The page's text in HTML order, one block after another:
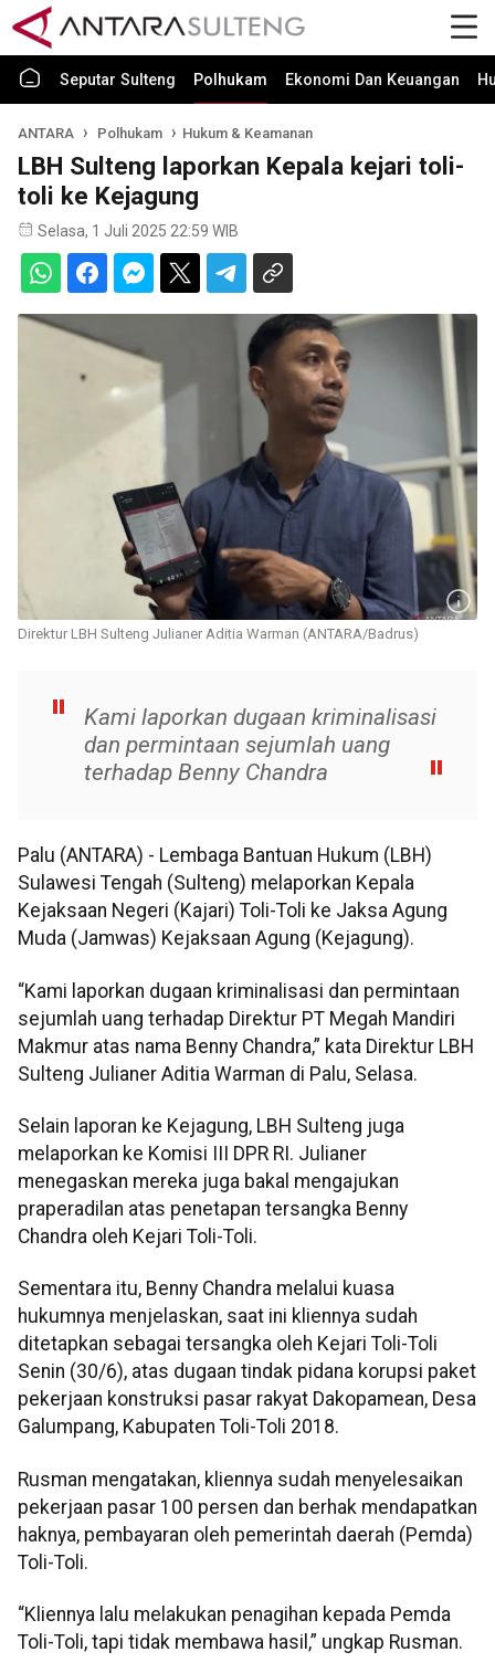
Seputar Sulteng Polhukam Ekonomi Dan Keuangan
ANTARA Polhukam Hukum & Keamanan
LBH Sulteng laporkan Kepala kejari toli-
toli ke Kejagung
Selasa, 1 Juli 2025 22:59 WIB
Direktur LBH Sulteng Julianer Aditia Warman (ANTARA/Badrus)
Kami laporkan dugaan kriminalisasi
dan permintaan sejumlah uang
terhadap Benny Chandra
Palu (ANTARA) - Lembaga Bantuan Hukum (LBH)
Sulawesi Tengah (Sulteng) melaporkan Kepala
Kejaksaan Negeri (Kajari) Toli-Toli ke Jaksa Agung
Muda (Jamwas) Kejaksaan Agung (Kejagung).
“Kami laporkan dugaan kriminalisasi dan permintaan
sejumlah uang terhadap Direktur PT Megah Mandiri
Makmur atas nama Benny Chandra,” kata Direktur LBH
Sulteng Julianer Aditia Warman di Palu, Selasa.
Selain laporan ke Kejagung, LBH Sulteng juga
melaporkan ke Komisi III DPR RI. Julianer
menegaskan mereka juga bakal mengajukan
praperadilan atas penetapan tersangka Benny
Chandra oleh Kejari Toli-Toli.
Sementara itu, Benny Chandra melalui kuasa
hukumnya menjelaskan, saat ini kliennya sudah
ditetapkan sebagai tersangka oleh Kejari Toli-Toli
Senin (30/6), atas dugaan tindak pidana korupsi paket
pekerjaan konstruksi pasar rakyat Dakopamean, Desa
Galumpang, Kabupaten Toli-Toli 2018.
Rusman mengatakan, kliennya sudah menyelesaikan
pekerjaan pasar 100 persen dan berhak mendapatkan
haknya, pembayaran oleh pemerintah daerah (Pemda)
Toli-Toli.
“Kliennya lalu melakukan penagihan kepada Pemda
Toli-Toli, tapi tidak membawa hasil,” ungkap Rusman.